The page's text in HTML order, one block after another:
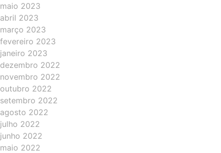
maio 2023
abril 2023
março 2023
fevereiro 2023
janeiro 2023
dezembro 2022
novembro 2022
outubro 2022
setembro 2022
agosto 2022
julho 2022
junho 2022
maio 2022